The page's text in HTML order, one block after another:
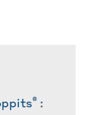
® :